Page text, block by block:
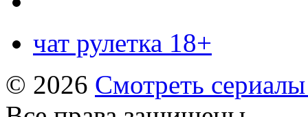
чат рулетка 18+
© 2026 Смотреть